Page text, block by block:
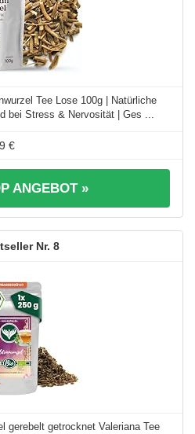
Tee Lose 100g | Natürliche
bei Stress & Nervosität | Ges ...
€
ANGEBOT »
8
gerebelt getrocknet Valeriana Tee